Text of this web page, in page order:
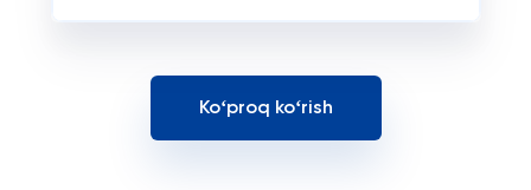
Koʻproq koʻrish